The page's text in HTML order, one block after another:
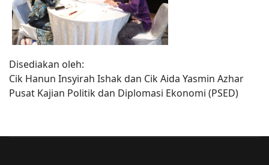
Disediakan oleh:
Cik Hanun Insyirah Ishak dan Cik Aida Yasmin Azhar
Pusat Kajian Politik dan Diplomasi Ekonomi (PSED)